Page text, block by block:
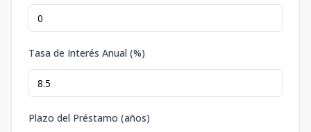
Tasa de Interés Anual (%)
Plazo del Préstamo (años)